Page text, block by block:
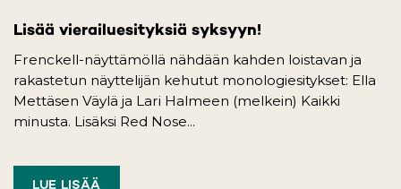
Lisää vierailuesityksiä syksyyn!
Frenckell-näyttämöllä nähdään kahden loistavan ja
rakastetun näyttelijän kehutut monologiesitykset: Ella
Mettäsen Väylä ja Lari Halmeen (melkein) Kaikki
minusta. Lisäksi Red Nose...
LUE LISÄÄ